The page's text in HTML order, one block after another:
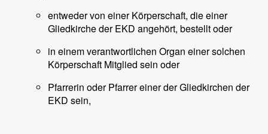
entweder von einer Körperschaft, die einer
Gliedkirche der EKD angehört, bestellt oder
in einem verantwortlichen Organ einer solchen
Körperschaft Mitglied sein oder
Pfarrerin oder Pfarrer einer der Gliedkirchen der
EKD sein,